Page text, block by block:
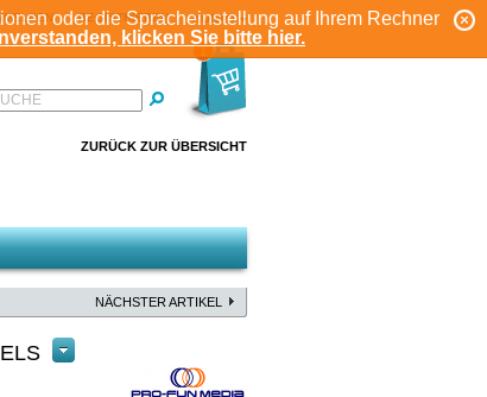
oder die Spracheinstellung auf Ihrem Rechner
klicken Sie bitte hier.
KONTO
REGISTRIEREN
1
ZURÜCK ZUR ÜBERSICHT
NÄCHSTER ARTIKEL